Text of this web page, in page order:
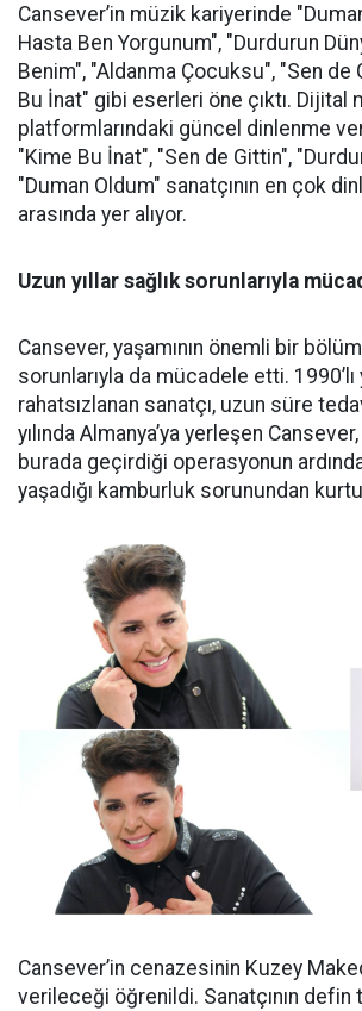
Cansever’in müzik kariyerinde
Hasta Ben Yorgunum", "Durdurun
Benim", "Aldanma Çocuksu", "Sen de
Bu İnat" gibi eserleri öne çıktı. Dijital
platformlarındaki güncel dinlenme
"Kime Bu İnat", "Sen de Gittin",
"Duman Oldum" sanatçının en çok
arasında yer alıyor.
Uzun yıllar sağlık sorunlarıyla
Cansever, yaşamının önemli bir
sorunlarıyla da mücadele etti. 1990’lı
rahatsızlanan sanatçı, uzun süre
yılında Almanya’ya yerleşen Cansever,
burada geçirdiği operasyonun
yaşadığı kamburluk sorunundan
Cansever’in cenazesinin Kuzey
verileceği öğrenildi. Sanatçının defin